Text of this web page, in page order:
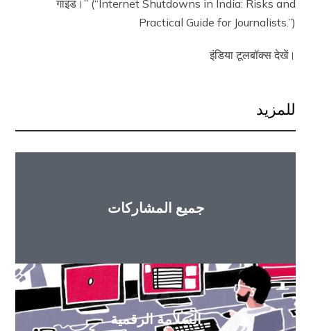
गाइड।” (“Internet Shutdowns in India: Risks and
Practical Guide for Journalists.”)
इंडिया टूलबॉक्स देखें।
للمزيد
جميع المشاركات
السلامة الرقمية